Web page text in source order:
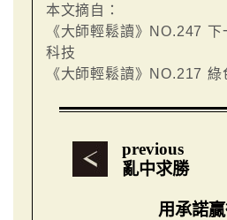
本文摘自：
《大師輕鬆讀》NO.247
科技
《大師輕鬆讀》NO.217 綠
previous
亂中求勝
用承諾